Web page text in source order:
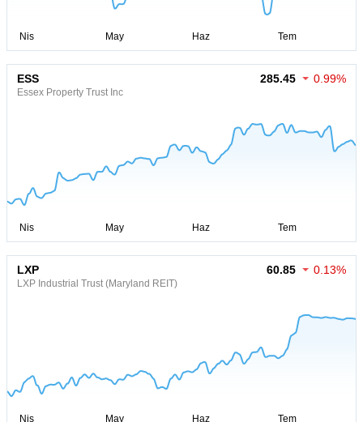
ESS
Essex Property Trust Inc
285.45 0.99%
LXP
LXP Industrial Trust (Maryland REIT)
60.85 0.13%